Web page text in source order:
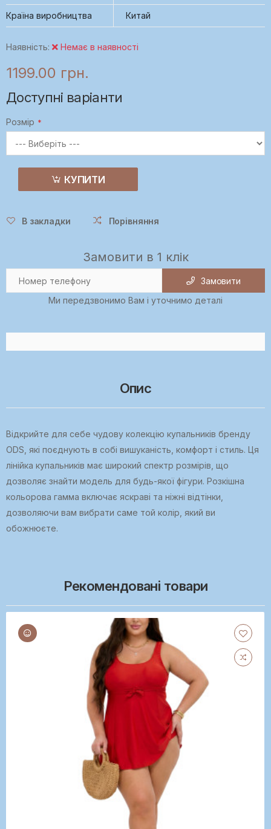
Країна виробництва Китай
Наявність: Немає в наявності
1199.00 грн.
Доступні варіанти
Розмір
КУПИТИ
В закладки Порівняння
Замовити в 1 клік
Замовити
Ми передзвонимо Вам і уточнимо деталі
Опис
Відкрийте для себе чудову колекцію купальників бренду
ODS, які поєднують в собі вишуканість, комфорт і стиль. Ця
лінійка купальників має широкий спектр розмірів, що
дозволяє знайти модель для будь-якої фігури. Розкішна
кольорова гамма включає яскраві та ніжні відтінки,
дозволяючи вам вибрати саме той колір, який ви
обожнюєте.
Рекомендовані товари